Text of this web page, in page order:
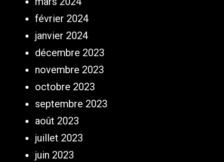
février 2024
janvier 2024
décembre 2023
novembre 2023
octobre 2023
septembre 2023
août 2023
juillet 2023
juin 2023